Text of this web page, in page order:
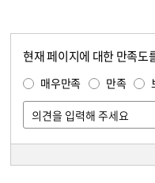
현재 페이지에 대한 만족도
매우만족 만족